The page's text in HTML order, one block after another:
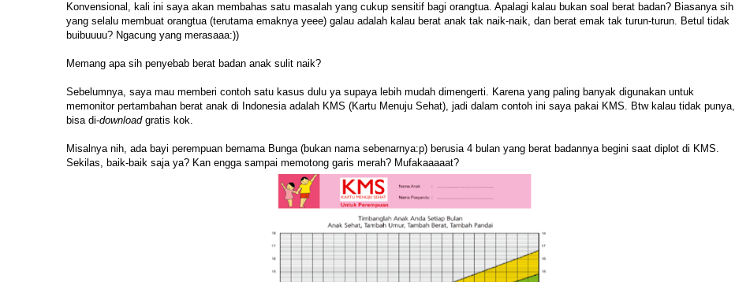
Konvensional , kali ini saya akan membahas satu masalah yang cukup sensitif bagi orangtua. Apalagi kalau bukan soal berat badan? Biasanya sih
yang selalu membuat orangtua (terutama emaknya yeee) galau adalah kalau berat anak tak naik-naik, dan berat emak tak turun-turun. Betul tidak
buibuuuu? Ngacung yang merasaaa:))
Memang apa sih penyebab berat badan anak sulit naik?
Sebelumnya, saya mau memberi contoh satu kasus dulu ya supaya lebih mudah dimengerti. Karena yang paling banyak digunakan untuk
memonitor pertambahan berat anak di Indonesia adalah KMS (Kartu Menuju Sehat), jadi dalam contoh ini saya pakai KMS. Btw kalau tidak punya,
bisa di-downloadgratis kok.
Misalnya nih, ada bayi perempuan bernama Bunga (bukan nama sebenarnya:p) berusia 4 bulan yang berat badannya begini saat diplot di KMS.
Sekilas, baik-baik saja ya? Kan engga sampai memotong garis merah? Mufakaaaaat?